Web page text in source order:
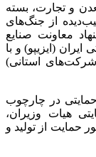
و تجارت، بسته
از جنگ‌های
معاونت صنایع
(ایزیپو) و با
استانی)
در چارچوب
هیات وزیران،
حمایت از تولید و